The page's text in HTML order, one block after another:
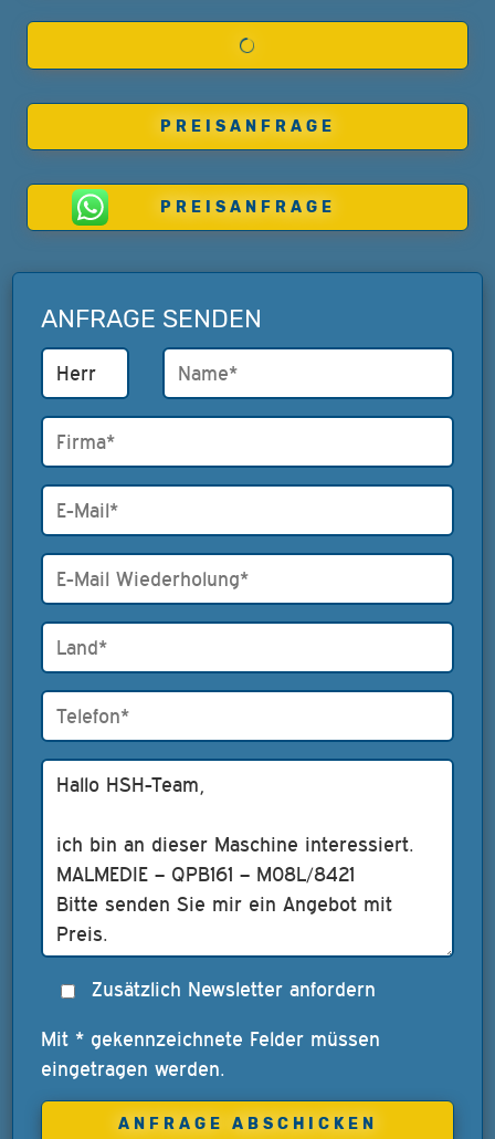
PREISANFRAGE
PREISANFRAGE
ANFRAGE SENDEN
Zusätzlich Newsletter anfordern
Mit * gekennzeichnete Felder müssen
eingetragen werden.